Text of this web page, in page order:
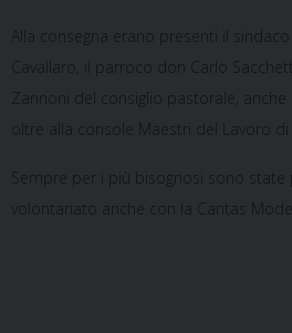
Alla consegna erano presenti il sindaco
Cavallaro, il parroco don Carlo
Zannoni del consiglio pastorale, anche
oltre alla console Maestri del Lavoro di
Sempre per i più bisognosi sono
volontariato anche con la Caritas